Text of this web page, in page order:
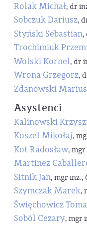
Rolak Michał, dr
Sobczuk Dariusz,
Styński Sebastian,
Trochimiuk
Wolski Kornel, dr
Wrona Grzegorz,
Zdanowski
Asystenci
Kalinowski
Koszel Mikołaj,
Kot Radosław, mgr
Martinez
Sitnik Jan, mgr inż.,
Szymczak Marek,
Święchowicz
Soból Cezary, mgr